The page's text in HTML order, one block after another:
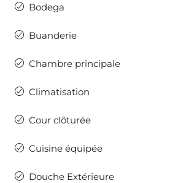
Bodega
Buanderie
Chambre principale
Climatisation
Cour clôturée
Cuisine équipée
Douche Extérieure